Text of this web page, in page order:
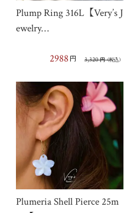
Plump Ring 316L【Very’s J
ewelry…
3,320円（税込）
2988 円
Plumeria Shell Pierce 25m